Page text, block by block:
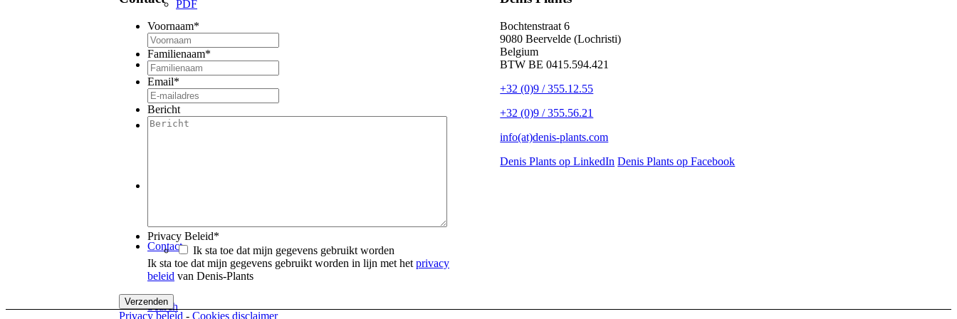
PDF
Bicajoux
Online bestellen
Contact
Search
Voornaam*
Familienaam*
Email*
Bericht
Privacy Beleid*
Ik sta toe dat mijn gegevens gebruikt worden
Ik sta toe dat mijn gegevens gebruikt worden in lijn met het privacy
beleid van Denis-Plants
Bochtenstraat 6
9080 Beervelde (Lochristi)
Belgium
BTW BE 0415.594.421
+32 (0)9 / 355.12.55
+32 (0)9 / 355.56.21
info(at)denis-plants.com
Denis Plants op LinkedIn Denis Plants op Facebook
Privacy beleid - Cookies disclaimer